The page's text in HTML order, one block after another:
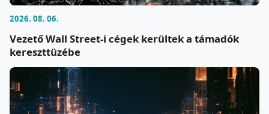
2026. 08. 06.
Vezető Wall Street-i cégek kerültek a támadók
kereszttüzébe